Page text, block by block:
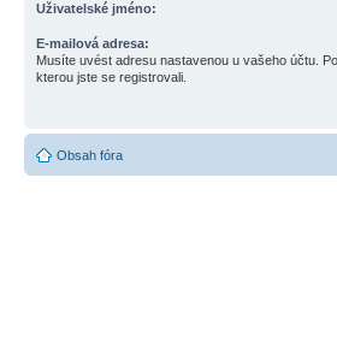
Uživatelské jméno:
E-mailová adresa:
Musíte uvést adresu nastavenou u vašeho účtu.
kterou jste se registrovali.
Obsah fóra